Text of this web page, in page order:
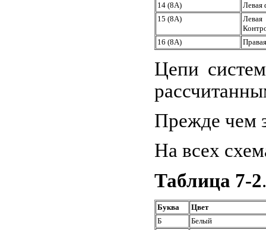
14 (8А)
Левая
15 (8А)
16 (8А)
Цепи
Прежде чем
На всех
Таблица 7-2
Буква
Цвет
Б
Белый